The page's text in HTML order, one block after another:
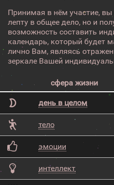
Принимая в нём участие,
лепту в общее дело, но и
возможность составить
календарь, который будет
лично Вам, являясь
зеркале Вашей
сфера жизни
день в целом
тело
эмоции
интеллект